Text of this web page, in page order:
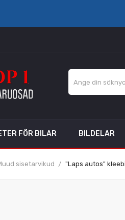
FÖR BILAR BILDELAR
sisetarvikud "Laps autos"